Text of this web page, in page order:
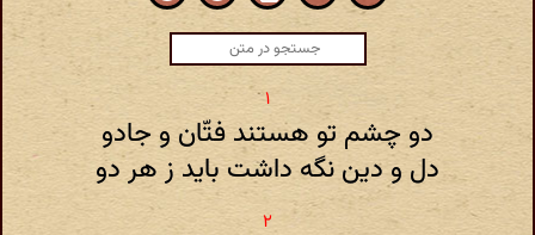
دو چشم تو هستند فتّان و جادو
دل و دین نگه داشت باید ز هر دو